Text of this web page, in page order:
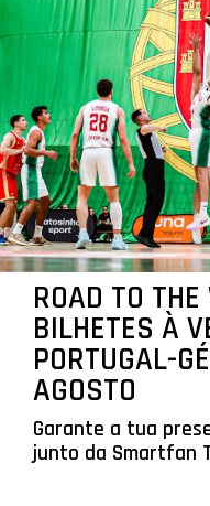
ROAD TO
BILHETES À
PORTUGAL-
AGOSTO
Garante a tua
junto da Smartfan